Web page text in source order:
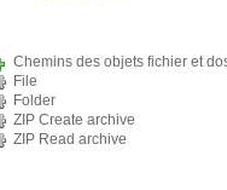
Chemins des objets fichier et
File
Folder
ZIP Create archive
ZIP Read archive